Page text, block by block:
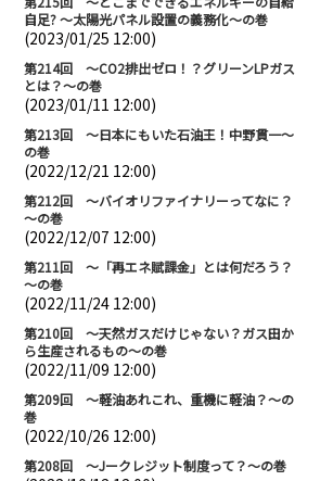
自足? ～太陽光パネル設置の義務化～の巻
(2023/01/25 12:00)
第214回 ～CO2排出ゼロ！？グリーンLPガス
とは？～の巻
(2023/01/11 12:00)
第213回 ～日本にもいた石油王！中野貫一～
の巻
(2022/12/21 12:00)
第212回 ～バイオリファイナリーってなに？
～の巻
(2022/12/07 12:00)
第211回 ～「再エネ賦課金」とは何だろう？
～の巻
(2022/11/24 12:00)
第210回 ～天然ガスだけじゃない？ガス田か
ら生産されるもの～の巻
(2022/11/09 12:00)
第209回 ～軽油あれこれ、重機に軽油？～の
巻
(2022/10/26 12:00)
第208回 ～Jークレジット制度って？～の巻